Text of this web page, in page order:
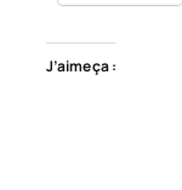
J’aime ça :